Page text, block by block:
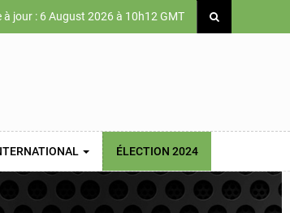
à jour : 6 August 2026 à 10h12 GMT
ÉLECTION 2024